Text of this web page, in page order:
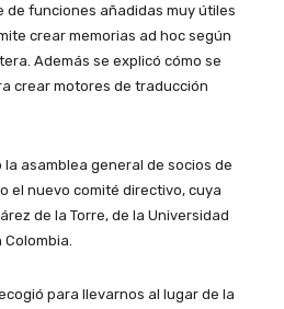
de funciones añadidas muy útiles
crear memorias ad hoc según
Además se explicó cómo se
crear motores de traducción
asamblea general de socios de
el nuevo comité directivo, cuya
de la Torre, de la Universidad
para llevarnos al lugar de la